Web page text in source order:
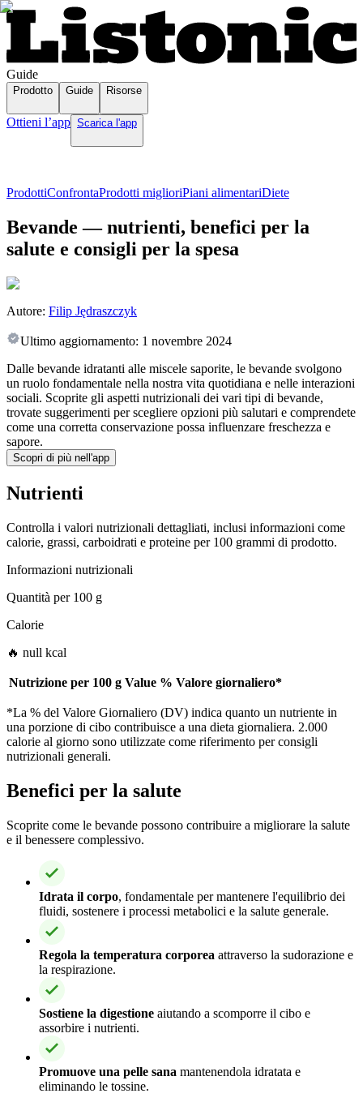
Guide
Prodotto Guide Risorse
Ottieni l’app Scarica l'app
ProdottiConfrontaProdotti miglioriPiani alimentariDiete
Bevande — nutrienti, benefici per la
salute e consigli per la spesa
Autore: Filip Jędraszczyk
Ultimo aggiornamento: 1 novembre 2024
Dalle bevande idratanti alle miscele saporite, le bevande svolgono
un ruolo fondamentale nella nostra vita quotidiana e nelle interazioni
sociali. Scoprite gli aspetti nutrizionali dei vari tipi di bevande,
trovate suggerimenti per scegliere opzioni più salutari e comprendete
come una corretta conservazione possa influenzare freschezza e
sapore.
Scopri di più nell'app
Nutrienti
Controlla i valori nutrizionali dettagliati, inclusi informazioni come
calorie, grassi, carboidrati e proteine per 100 grammi di prodotto.
Informazioni nutrizionali
Quantità per100 g
Calorie
🔥 null kcal
Nutrizione per 100 g Value % Valore giornaliero*
*La % del Valore Giornaliero (DV) indica quanto un nutriente in
una porzione di cibo contribuisce a una dieta giornaliera. 2.000
calorie al giorno sono utilizzate come riferimento per consigli
nutrizionali generali.
Benefici per la salute
Scoprite come le bevande possono contribuire a migliorare la salute
e il benessere complessivo.
Idrata il corpo, fondamentale per mantenere l'equilibrio dei
fluidi, sostenere i processi metabolici e la salute generale.
Regola la temperatura corporea attraverso la sudorazione e
la respirazione.
Sostiene la digestione aiutando a scomporre il cibo e
assorbire i nutrienti.
Promuove una pelle sana mantenendola idratata e
eliminando le tossine.